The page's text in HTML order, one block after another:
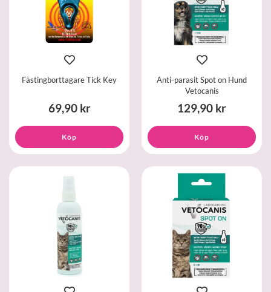
Fästingborttagare Tick Key
69,90 kr
Köp
Anti-parasit Spot on Hund
Vetocanis
129,90 kr
Köp